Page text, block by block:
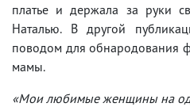
платье и держала за руки
Наталью. В другой
поводом для обнародования
мамы.
«Мои любимые женщины на